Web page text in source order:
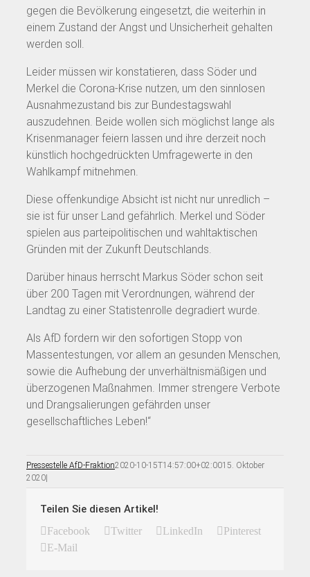
gegen die Bevölkerung eingesetzt, die weiterhin in
einem Zustand der Angst und Unsicherheit gehalten
werden soll.
Leider müssen wir konstatieren, dass Söder und
Merkel die Corona-Krise nutzen, um den sinnlosen
Ausnahmezustand bis zur Bundestagswahl
auszudehnen. Beide wollen sich möglichst lange als
Krisenmanager feiern lassen und ihre derzeit noch
künstlich hochgedrückten Umfragewerte in den
Wahlkampf mitnehmen.
Diese offenkundige Absicht ist nicht nur unredlich –
sie ist für unser Land gefährlich. Merkel und Söder
spielen aus parteipolitischen und wahltaktischen
Gründen mit der Zukunft Deutschlands.
Darüber hinaus herrscht Markus Söder schon seit
über 200 Tagen mit Verordnungen, während der
Landtag zu einer Statistenrolle degradiert wurde.
Als AfD fordern wir den sofortigen Stopp von
Massentestungen, vor allem an gesunden Menschen,
sowie die Aufhebung der unverhältnismäßigen und
überzogenen Maßnahmen. Immer strengere Verbote
und Drangsalierungen gefährden unser
gesellschaftliches Leben!“
Pressestelle AfD-Fraktion2020-10-15T14:57:00+02:0015. Oktober
2020|
Teilen Sie diesen Artikel!
Facebook Twitter LinkedIn
Pinterest
E-Mail